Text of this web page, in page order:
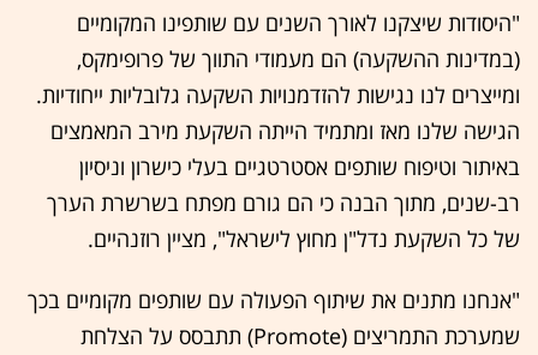
"היסודות שיצקנו לאורך השנים עם שותפינו המקומיים
(במדינות ההשקעה) הם מעמודי התווך של פרופימקס,
ומייצרים לנו נגישות להזדמנויות השקעה גלובליות ייחודיות.
הגישה שלנו מאז ומתמיד הייתה השקעת מירב המאמצים
באיתור וטיפוח שותפים אסטרטגיים בעלי כישרון וניסיון
רב-שנים, מתוך הבנה כי הם גורם מפתח בשרשרת הערך
של כל השקעת נדל"ן מחוץ לישראל", מציין רוזנהיים.
"אנחנו מתנים את שיתוף הפעולה עם שותפים מקומיים בכך
שמערכת התמריצים (Promote) תתבסס על הצלחת